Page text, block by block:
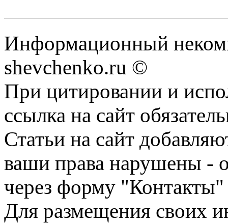
Информационный
shevchenko.ru ©
При цитировании и
ссылка на сайт
Статьи на сайт
ваши права нарушены -
через форму "Контакты"
Для размещения своих